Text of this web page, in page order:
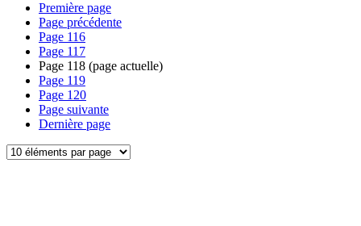
Première page
Page précédente
Page 116
Page 117
Page 118 (page actuelle)
Page 119
Page 120
Page suivante
Dernière page